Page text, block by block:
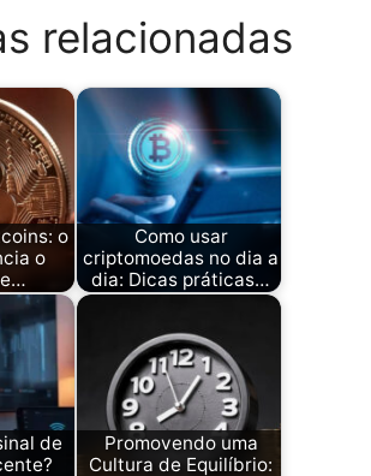
relacionadas
o
o
Como usar
criptomoedas no dia a
dia: Dicas práticas…
de
Promovendo uma
Cultura de Equilíbrio: